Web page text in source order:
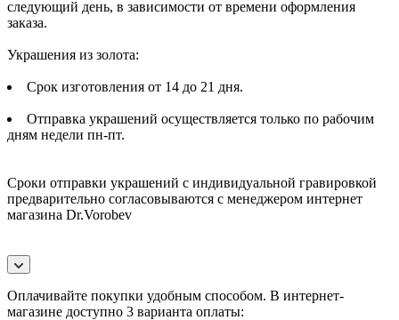
следующий день, в зависимости от времени оформления
заказа.
Украшения из золота:
Срок изготовления от 14 до 21 дня.
Отправка украшений осуществляется только по рабочим
дням недели пн-пт.
Сроки отправки украшений с индивидуальной гравировкой
предварительно согласовываются с менеджером интернет
магазина Dr.Vorobev
Оплачивайте покупки удобным способом. В интернет-
магазине доступно 3 варианта оплаты: